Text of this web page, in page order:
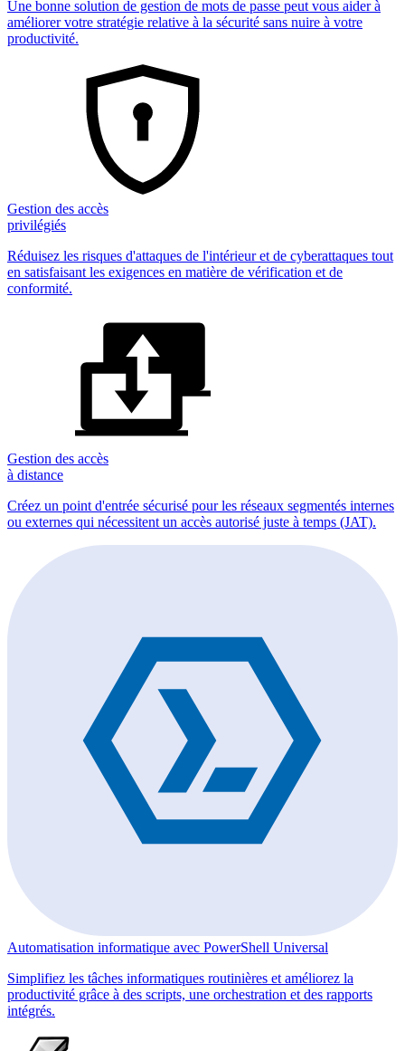
Une bonne solution de gestion de mots de passe peut vous aider à
améliorer votre stratégie relative à la sécurité sans nuire à votre
productivité.
Gestion des accès
privilégiés
Réduisez les risques d'attaques de l'intérieur et de cyberattaques tout
en satisfaisant les exigences en matière de vérification et de
conformité.
Gestion des accès
à distance
Créez un point d'entrée sécurisé pour les réseaux segmentés internes
ou externes qui nécessitent un accès autorisé juste à temps (JAT).
Automatisation informatique avec PowerShell Universal
Simplifiez les tâches informatiques routinières et améliorez la
productivité grâce à des scripts, une orchestration et des rapports
intégrés.